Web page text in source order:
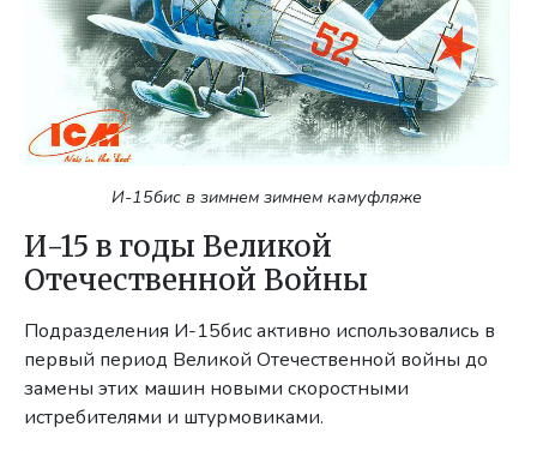
И-15бис в зимнем зимнем камуфляже
И-15 в годы Великой
Отечественной Войны
Подразделения И-15бис активно использовались в
первый период Великой Отечественной войны до
замены этих машин новыми скоростными
истребителями и штурмовиками.